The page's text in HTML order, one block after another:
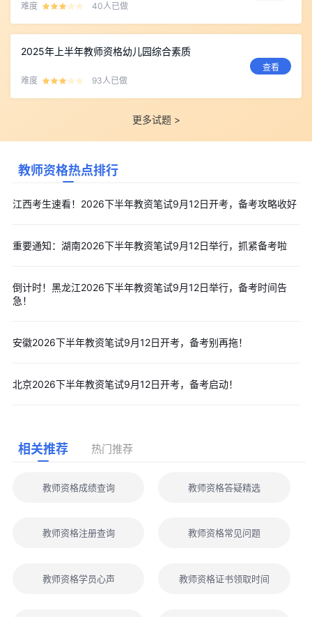
难度 40人已做
2025年上半年教师资格幼儿园综合素质
难度 93人已做
查看
更多试题 >
教师资格热点排行
江西考生速看！2026下半年教资笔试9月12日开考，备考攻略收好
重要通知：湖南2026下半年教资笔试9月12日举行，抓紧备考啦
倒计时！黑龙江2026下半年教资笔试9月12日举行，备考时间告
急！
安徽2026下半年教资笔试9月12日开考，备考别再拖！
北京2026下半年教资笔试9月12日开考，备考启动！
相关推荐 热门推荐
教师资格成绩查询 教师资格答疑精选
教师资格注册查询 教师资格常见问题
教师资格学员心声 教师资格证书领取时间